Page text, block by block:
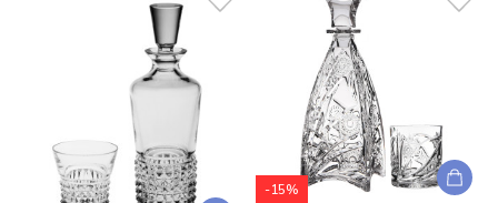
-15%